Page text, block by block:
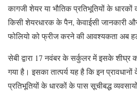
कागजी शेयर या भौतिक प्रतिभूतियों के धारकों
किसी शेयरधारक के पैन, केवाईसी जानकारी
फोलियो को फ्रीज करने की आवश्यकता अब
सेबी द्वारा 17 नवंबर के सर्कुलर में इसके शीघ्र
गया है। इसका तात्पर्य यह है कि इन
प्रतिभूतियों के धारकों के पास सूचीबद्ध